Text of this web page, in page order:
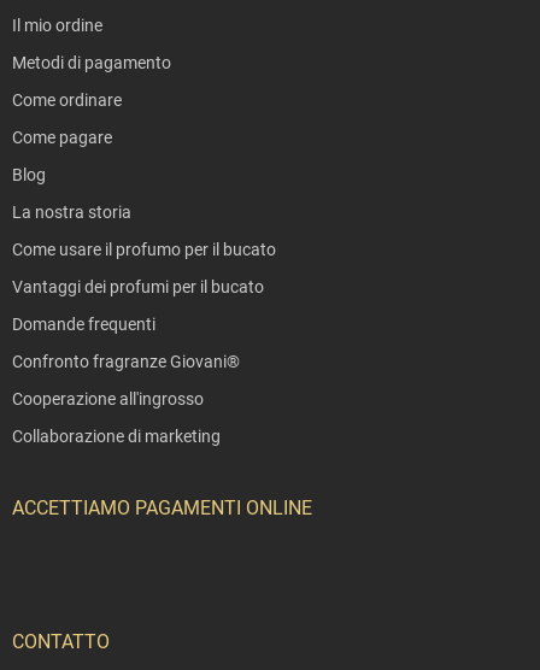
Il mio ordine
Metodi di pagamento
Come ordinare
Come pagare
Blog
La nostra storia
Come usare il profumo per il bucato
Vantaggi dei profumi per il bucato
Domande frequenti
Confronto fragranze Giovani®
Cooperazione all'ingrosso
Collaborazione di marketing
ACCETTIAMO PAGAMENTI ONLINE
CONTATTO